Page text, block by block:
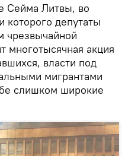
Сейма Литвы, во
которого депутаты
чрезвычайной
многотысячная акция
власти под
мигрантами
слишком широкие